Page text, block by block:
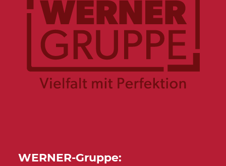
WERNER-Gruppe: